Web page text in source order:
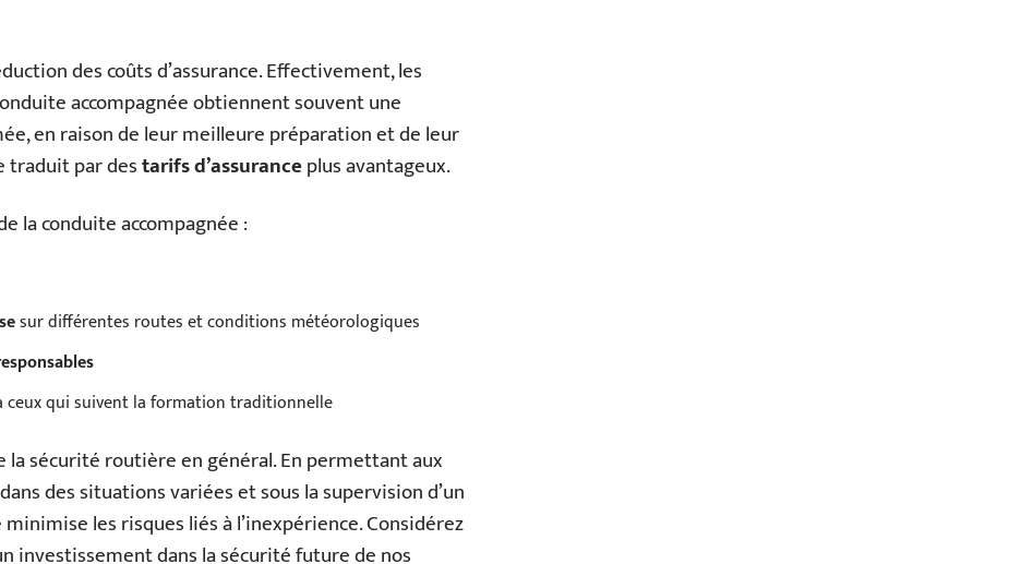
des coûts d’assurance. Effectivement, les
accompagnée obtiennent souvent une
en raison de leur meilleure préparation et de leur
traduit par destarifs d’assuranceplus avantageux.
la conduite accompagnée :
sur différentes routes et conditions météorologiques
ceux qui suivent la formation traditionnelle
la sécurité routière en général. En permettant aux
des situations variées et sous la supervision d’un
les risques liés à l’inexpérience. Considérez
investissement dans la sécurité future de nos